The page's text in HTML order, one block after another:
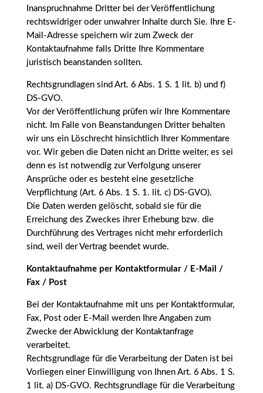
Inanspruchnahme Dritter bei der Veröffentlichung
rechtswidriger oder unwahrer Inhalte durch Sie. Ihre E-
Mail-Adresse speichern wir zum Zweck der
Kontaktaufnahme falls Dritte Ihre Kommentare
juristisch beanstanden sollten.
Rechtsgrundlagen sind Art. 6 Abs. 1 S. 1 lit. b) und f)
DS-GVO.
Vor der Veröffentlichung prüfen wir Ihre Kommentare
nicht. Im Falle von Beanstandungen Dritter behalten
wir uns ein Löschrecht hinsichtlich Ihrer Kommentare
vor. Wir geben die Daten nicht an Dritte weiter, es sei
denn es ist notwendig zur Verfolgung unserer
Ansprüche oder es besteht eine gesetzliche
Verpflichtung (Art. 6 Abs. 1 S. 1. lit. c) DS-GVO).
Die Daten werden gelöscht, sobald sie für die
Erreichung des Zweckes ihrer Erhebung bzw. die
Durchführung des Vertrages nicht mehr erforderlich
sind, weil der Vertrag beendet wurde.
Kontaktaufnahme per Kontaktformular / E-Mail /
Fax / Post
Bei der Kontaktaufnahme mit uns per Kontaktformular,
Fax, Post oder E-Mail werden Ihre Angaben zum
Zwecke der Abwicklung der Kontaktanfrage
verarbeitet.
Rechtsgrundlage für die Verarbeitung der Daten ist bei
Vorliegen einer Einwilligung von Ihnen Art. 6 Abs. 1 S.
1 lit. a) DS-GVO. Rechtsgrundlage für die Verarbeitung